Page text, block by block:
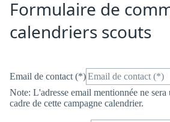
Formulaire de
calendriers scouts
Email de contact (*)
Note: L'adresse email mentionnée ne sera
cadre de cette campagne calendrier.